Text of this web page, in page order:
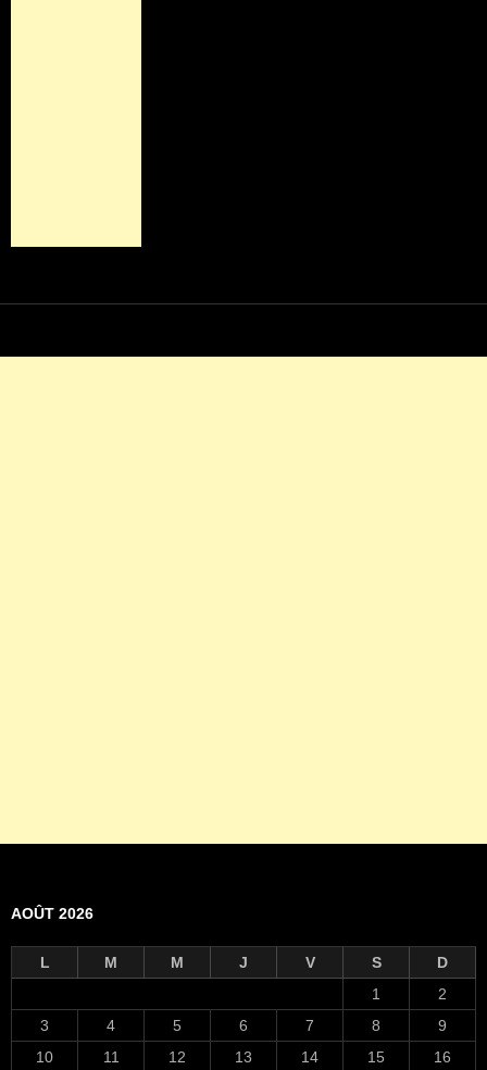
AOÛT 2026
L M M J V S
D
1
2
3
4 5 6 7 8
9
10
11 12 13 14 15 16